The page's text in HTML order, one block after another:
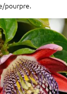
pourpre.